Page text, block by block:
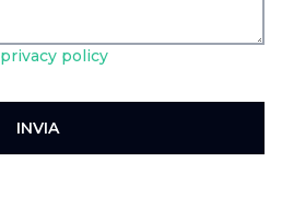
privacy policy
INVIA